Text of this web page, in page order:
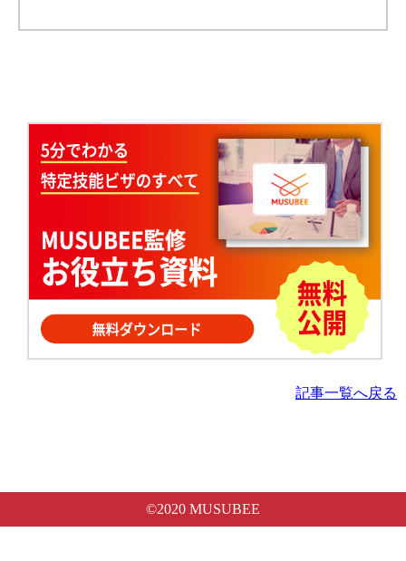
記事一覧へ戻る
©2020 MUSUBEE